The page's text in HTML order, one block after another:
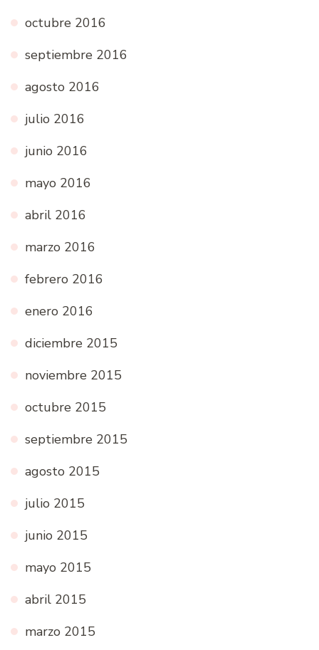
octubre 2016
septiembre 2016
agosto 2016
julio 2016
junio 2016
mayo 2016
abril 2016
marzo 2016
febrero 2016
enero 2016
diciembre 2015
noviembre 2015
octubre 2015
septiembre 2015
agosto 2015
julio 2015
junio 2015
mayo 2015
abril 2015
marzo 2015